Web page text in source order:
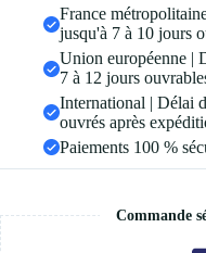
France
jusqu'à 7 à 10 jours
Union européenne |
7 à 12 jours
International | Délai
ouvrés après
Paiements 100 %
Commande